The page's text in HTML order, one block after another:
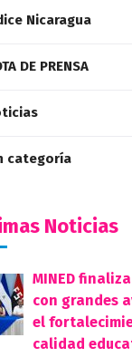
Nicaragua
DE PRENSA
categoría
Noticias
MINED
con grandes
el
calidad